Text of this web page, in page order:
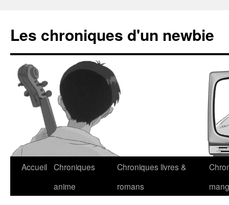
Les chroniques d'un newbie
Accueil Chroniques
anime
Chroniques livres &
romans